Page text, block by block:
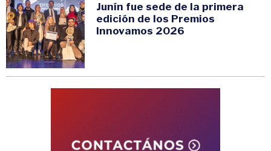
Junín fue sede de la primera
edición de los Premios
Innovamos 2026